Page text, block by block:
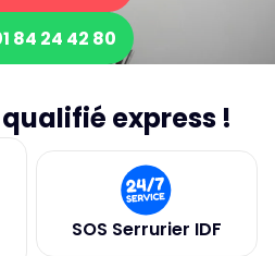
84 24 42 80
express !
SOS Serrurier IDF